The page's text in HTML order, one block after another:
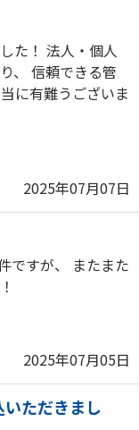
た！ 法人・個人
、 信頼できる管
に有難うございま
2025年07月07日
ですが、 またまた
2025年07月05日
ただきまし